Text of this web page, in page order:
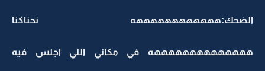
الضحك:ههههههههههههه نحناكنا
ههههههههههههههه في مكاني اللي اجلس فيه